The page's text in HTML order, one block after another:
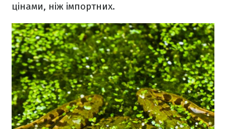
цінами, ніж імпортних.